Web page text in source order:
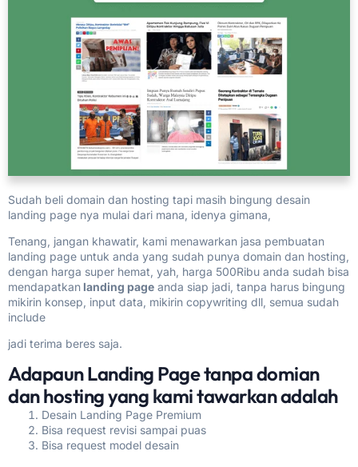
Sudah beli domain dan hosting tapi masih bingung desain
landing page nya mulai dari mana, idenya gimana,
Tenang, jangan khawatir, kami menawarkan jasa pembuatan
landing page untuk anda yang sudah punya domain dan hosting,
dengan harga super hemat, yah, harga 500Ribu anda sudah bisa
mendapatkan landing page anda siap jadi, tanpa harus bingung
mikirin konsep, input data, mikirin copywriting dll, semua sudah
include
jadi terima beres saja.
Adapaun Landing Page tanpa domian
dan hosting yang kami tawarkan adalah
Desain Landing Page Premium
Bisa request revisi sampai puas
Bisa request model desain